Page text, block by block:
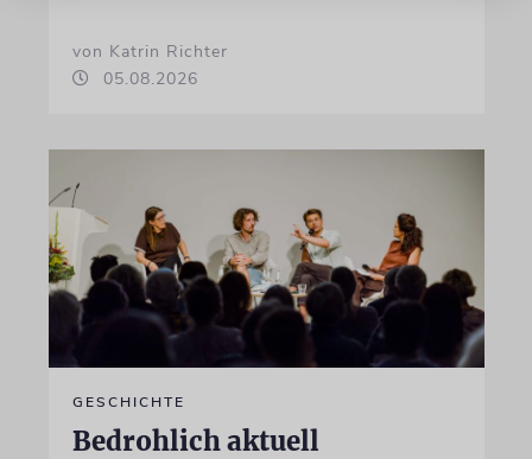
von Katrin Richter
05.08.2026
GESCHICHTE
Bedrohlich aktuell